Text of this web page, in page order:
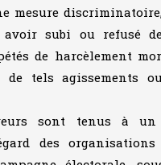
mesure
avoir subi ou refusé
de harcèlement
de tels agissements
sont tenus à un
des organisations